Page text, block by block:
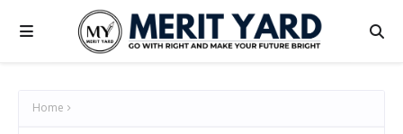
Home